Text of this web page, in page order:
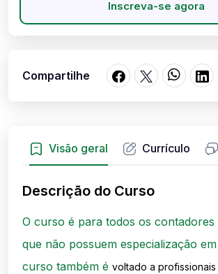
Visão geral Currículo
Descrição do Curso
O curso é para todos os contadores
que não possuem especialização
curso também é voltado a profissionais
Inscreva-se agora
Compartilhe